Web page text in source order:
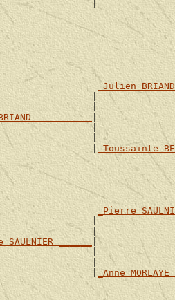
_Julien
|
|
__________
|
|
|_Toussainte
|
_Pierre
|
|
SAULNIER ______ |
|
|
_Anne